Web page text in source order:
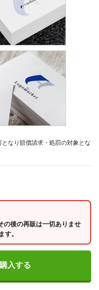
なり賠償請求・処罰の対象とな
の後の再販は一切ありませ
。
入する